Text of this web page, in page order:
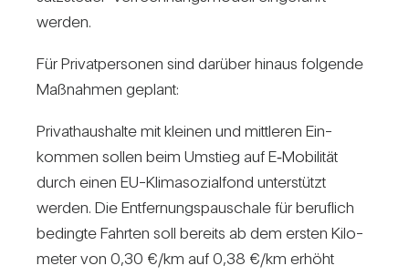
werden.
Für Pri­vat­per­sonen sind dar­über hinaus fol­gende
Maß­nahmen geplant:
Pri­vat­haus­halte mit kleinen und mitt­leren Ein­
kommen sollen beim Umstieg auf E‑Mobilität
durch einen EU-Kli­ma­so­zi­al­fond unter­stützt
werden. Die Ent­fer­nungs­pau­schale für beruf­lich
bedingte Fahrten soll bereits ab dem ersten Kilo­
meter von 0,30 €/​km auf 0,38 €/​km erhöht